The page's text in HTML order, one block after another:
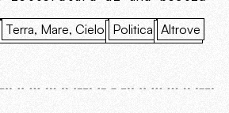
Terra, Mare, Cielo Politica Altrove